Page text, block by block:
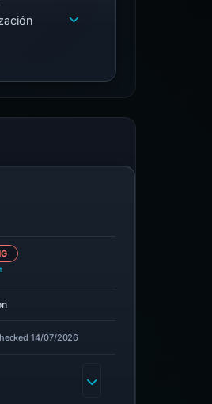
14/07/2026